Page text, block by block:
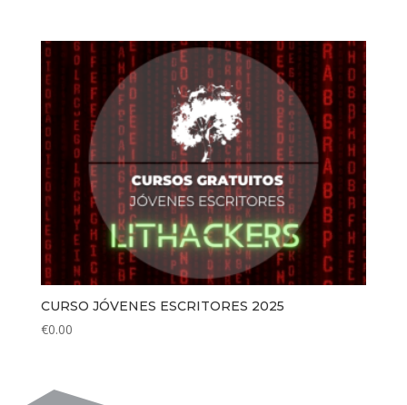
CURSO JÓVENES ESCRITORES 2025
€0.00